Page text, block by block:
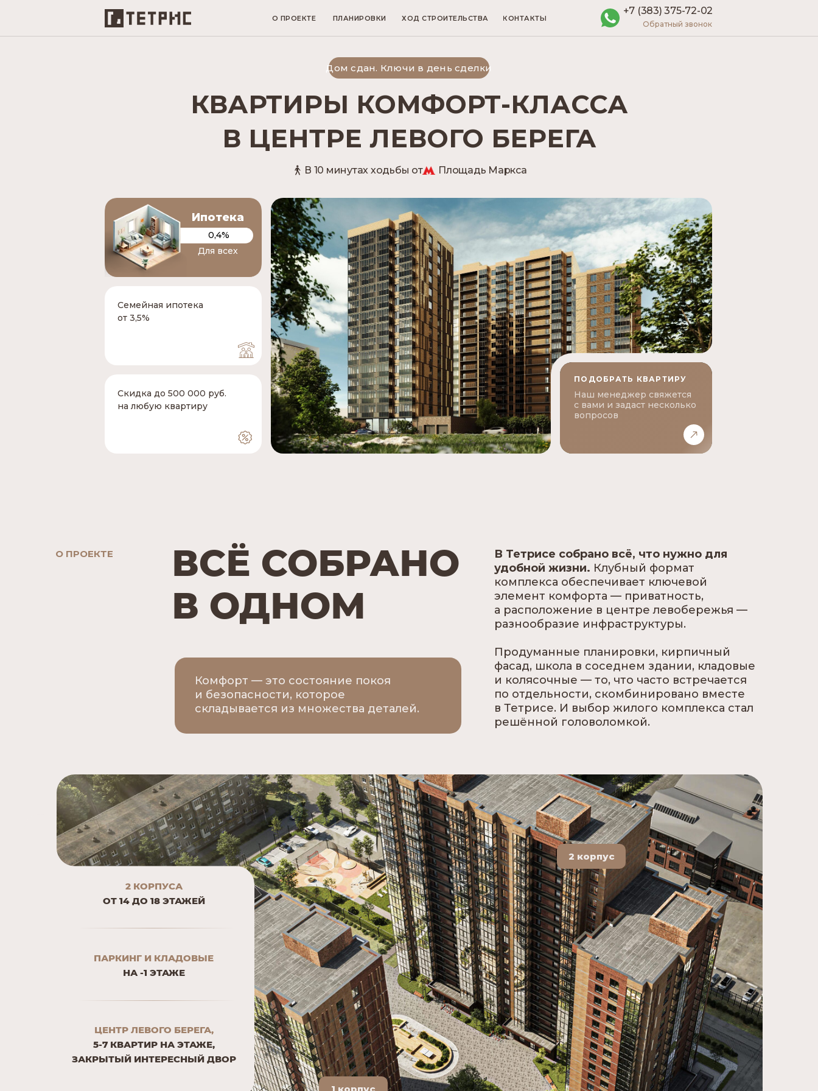
О ПРОЕКТЕ КОНТАКТЫ
+7 (383) 375-72-02
Обратный звонок
ПЛАНИРОВКИ ХОД СТРОИТЕЛЬСТВА
Дом сдан. Ключи в день сделки
КВАРТИРЫ КОМФОРТ-КЛАССА
В ЦЕНТРЕ ЛЕВОГО БЕРЕГА
В 10 минутах ходьбы от Площадь Маркса
ПОДОБРАТЬ КВАРТИРУ
Наш менеджер свяжется
с вами и задаст несколько
вопросов
Скидка до 500 000 руб.
на любую квартиру
Семейная ипотека
от 3,5%
Ипотека
Для всех
0,4%
ВСЁ СОБРАНО
В ОДНОМ
2 КОРПУСА
ОТ 14 ДО 18 ЭТАЖЕЙ
ПАРКИНГ И КЛАДОВЫЕ
НА -1 ЭТАЖЕ
ЦЕНТР ЛЕВОГО БЕРЕГА,
5-7 КВАРТИР НА ЭТАЖЕ,
ЗАКРЫТЫЙ ИНТЕРЕСНЫЙ ДВОР
Комфорт — это состояние покоя
и безопасности, которое
складывается из множества деталей.
В Тетрисе собрано всё, что нужно для
удобной жизни. Клубный формат
комплекса обеспечивает ключевой
элемент комфорта — приватность,
а расположение в центре левобережья —
разнообразие инфраструктуры.
Продуманные планировки, кирпичный
фасад, школа в соседнем здании, кладовые
и колясочные — то, что часто встречается
по отдельности, скомбинировано вместе
в Тетрисе. И выбор жилого комплекса стал
решённой головоломкой.
2 корпус
О ПРОЕКТЕ